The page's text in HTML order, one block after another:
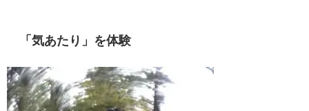
「気あたり」を体験